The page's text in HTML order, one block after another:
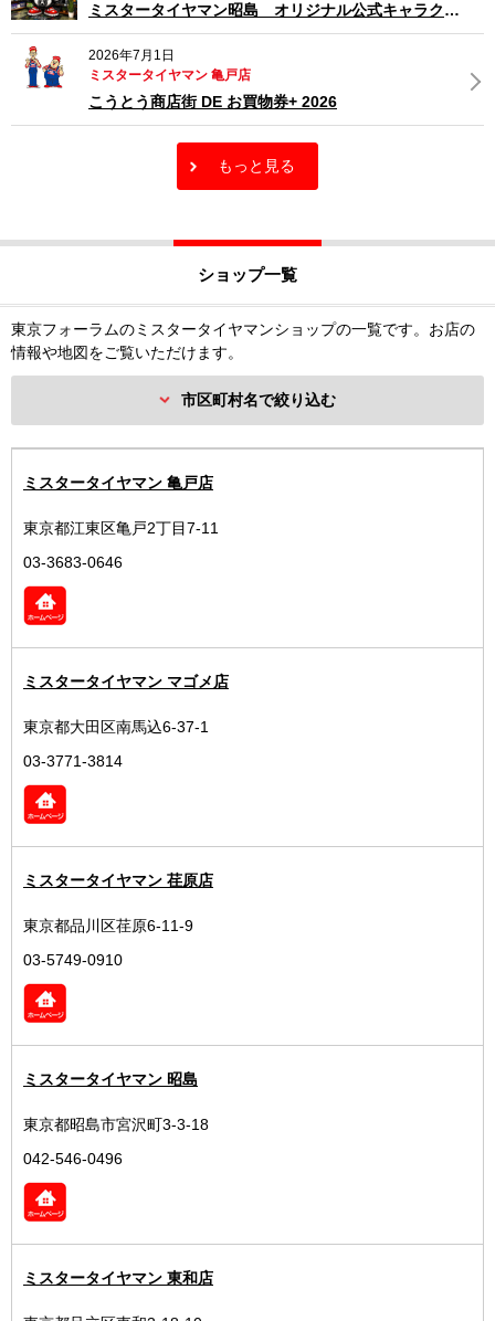
ミスタータイヤマン昭島 オリジナル公式キャラクターデビューです‼
2026年7月1日
ミスタータイヤマン 亀戸店
こうとう商店街 DE お買物券+ 2026
もっと見る
ショップ一覧
東京フォーラムのミスタータイヤマンショップの一覧です。お店の
情報や地図をご覧いただけます。
市区町村名で絞り込む
ミスタータイヤマン 亀戸店
東京都江東区亀戸2丁目7-11
03-3683-0646
ミスタータイヤマン マゴメ店
東京都大田区南馬込6-37-1
03-3771-3814
ミスタータイヤマン 荏原店
東京都品川区荏原6-11-9
03-5749-0910
ミスタータイヤマン 昭島
東京都昭島市宮沢町3-3-18
042-546-0496
ミスタータイヤマン 東和店